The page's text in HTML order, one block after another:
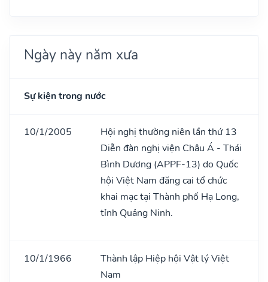
Ngày này năm xưa
Sự kiện trong nước
10/1/2005
Hội nghị thường niên lần thứ 13
Diễn đàn nghị viện Châu Á - Thái
Bình Dương (APPF-13) do Quốc
hội Việt Nam đăng cai tổ chức
khai mạc tại Thành phố Hạ Long,
tỉnh Quảng Ninh.
10/1/1966
Thành lập Hiệp hội Vật lý Việt
Nam